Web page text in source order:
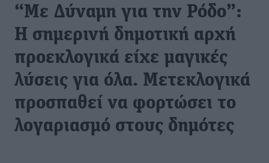
“Με Δύναμη για την Ρόδο”:
Η σημερινή δημοτική αρχή
προεκλογικά είχε μαγικές
λύσεις για όλα. Μετεκλογικά
προσπαθεί να φορτώσει το
λογαριασμό στους δημότες